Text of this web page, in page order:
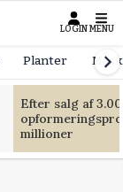
LOGIN MENU
Planter
Efter salg af
millioner